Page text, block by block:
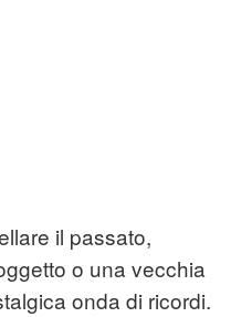
il passato,
o una vecchia
onda di ricordi.